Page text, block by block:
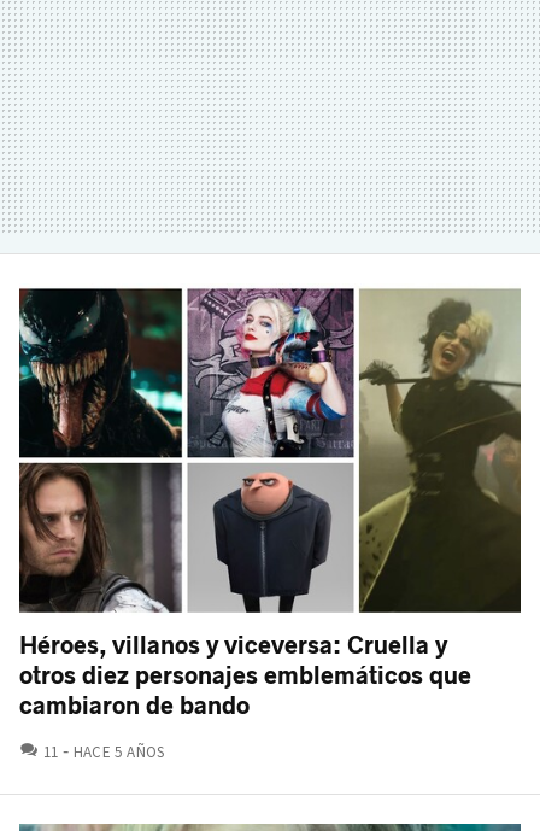
Héroes, villanos y viceversa: Cruella y
otros diez personajes emblemáticos que
cambiaron de bando
11 COMENTARIOS
HACE 5 AÑOS